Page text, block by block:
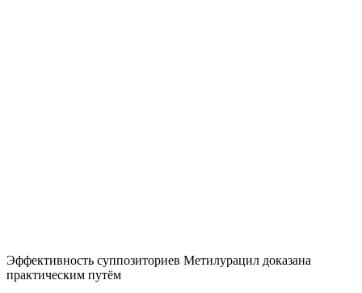
Эффективность суппозиториев Метилурацил доказана
практическим путём